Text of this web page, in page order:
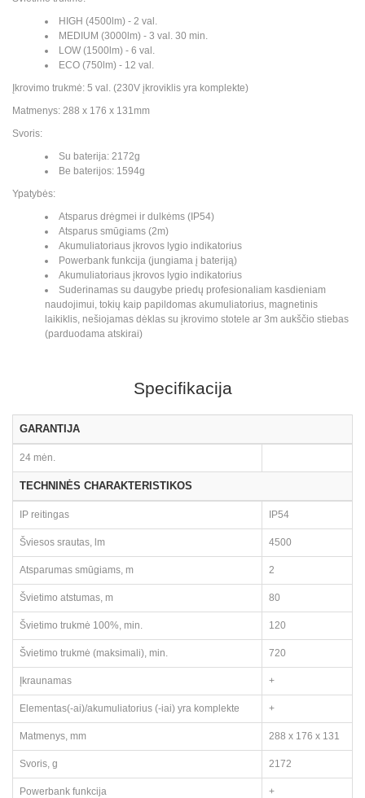
HIGH (4500lm) - 2 val.
MEDIUM (3000lm) - 3 val. 30 min.
LOW (1500lm) - 6 val.
ECO (750lm) - 12 val.
Įkrovimo trukmė: 5 val. (230V įkroviklis yra komplekte)
Matmenys: 288 x 176 x 131mm
Svoris:
Su baterija: 2172g
Be baterijos: 1594g
Ypatybės:
Atsparus drėgmei ir dulkėms (IP54)
Atsparus smūgiams (2m)
Akumuliatoriaus įkrovos lygio indikatorius
Powerbank funkcija (jungiama į bateriją)
Akumuliatoriaus įkrovos lygio indikatorius
Suderinamas su daugybe priedų profesionaliam kasdieniam
naudojimui, tokių kaip papildomas akumuliatorius, magnetinis
laikiklis, nešiojamas dėklas su įkrovimo stotele ar 3m aukščio stiebas
(parduodama atskirai)
Specifikacija
GARANTIJA
24 mėn.
TECHNINĖS CHARAKTERISTIKOS
IP reitingas IP54
Šviesos srautas, lm 4500
Atsparumas smūgiams, m 2
Švietimo atstumas, m 80
Švietimo trukmė 100%, min. 120
Švietimo trukmė (maksimali), min. 720
Įkraunamas +
Elementas(-ai)/akumuliatorius (-iai) yra komplekte +
Matmenys, mm 288 x 176 x 131
Svoris, g 2172
Powerbank funkcija +